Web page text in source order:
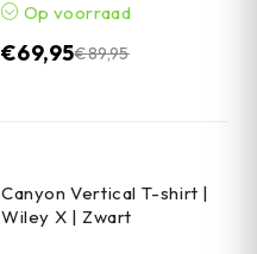
Op voorraad
€89,95
€69,95
Canyon Vertical T-shirt |
Wiley X | Zwart